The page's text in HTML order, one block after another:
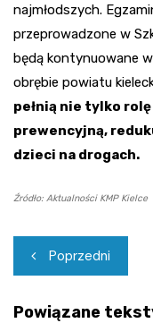
najmłodszych.
przeprowadzone w
będą kontynuowane
obrębie powiatu
pełnią nie tylko
prewencyjną,
dzieci na drogach.
Źródło: Aktualności KMP Kielce
Nawigacja
wpisu
Poprzedni
Powiązane